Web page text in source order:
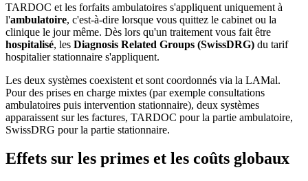
TARDOC et les forfaits ambulatoires s'appliquent uniquement à
l'ambulatoire, c'est-à-dire lorsque vous quittez le cabinet ou la
clinique le jour même. Dès lors qu'un traitement vous fait être
hospitalisé, les Diagnosis Related Groups (SwissDRG) du tarif
hospitalier stationnaire s'appliquent.
Les deux systèmes coexistent et sont coordonnés via la LAMal.
Pour des prises en charge mixtes (par exemple consultations
ambulatoires puis intervention stationnaire), deux systèmes
apparaissent sur les factures, TARDOC pour la partie ambulatoire,
SwissDRG pour la partie stationnaire.
Effets sur les primes et les coûts globaux